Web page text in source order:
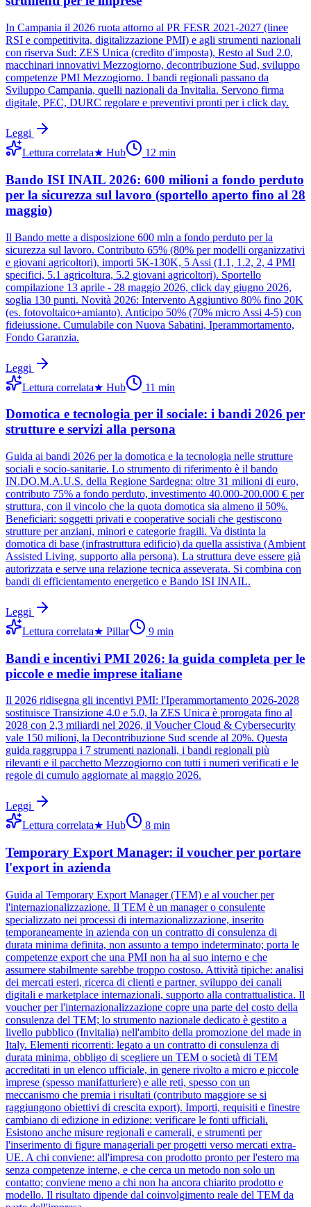
In Campania il 2026 ruota attorno al PR FESR 2021-2027 (linee
RSI e competitivita, digitalizzazione PMI) e agli strumenti nazionali
con riserva Sud: ZES Unica (credito d'imposta), Resto al Sud 2.0,
macchinari innovativi Mezzogiorno, decontribuzione Sud, sviluppo
competenze PMI Mezzogiorno. I bandi regionali passano da
Sviluppo Campania, quelli nazionali da Invitalia. Servono firma
digitale, PEC, DURC regolare e preventivi pronti per i click day.
Leggi
Lettura correlata★ Hub 12 min
Bando ISI INAIL 2026: 600 milioni a fondo perduto
per la sicurezza sul lavoro (sportello aperto fino al 28
maggio)
Il Bando mette a disposizione 600 mln a fondo perduto per la
sicurezza sul lavoro. Contributo 65% (80% per modelli organizzativi
e giovani agricoltori), importi 5K-130K, 5 Assi (1.1, 1.2, 2, 4 PMI
specifici, 5.1 agricoltura, 5.2 giovani agricoltori). Sportello
compilazione 13 aprile - 28 maggio 2026, click day giugno 2026,
soglia 130 punti. Novità 2026: Intervento Aggiuntivo 80% fino 20K
(es. fotovoltaico+amianto). Anticipo 50% (70% micro Assi 4-5) con
fideiussione. Cumulabile con Nuova Sabatini, Iperammortamento,
Fondo Garanzia.
Leggi
Lettura correlata★ Hub 11 min
Domotica e tecnologia per il sociale: i bandi 2026 per
strutture e servizi alla persona
Guida ai bandi 2026 per la domotica e la tecnologia nelle strutture
sociali e socio-sanitarie. Lo strumento di riferimento è il bando
IN.DO.M.A.U.S. della Regione Sardegna: oltre 31 milioni di euro,
contributo 75% a fondo perduto, investimento 40.000-200.000 € per
struttura, con il vincolo che la quota domotica sia almeno il 50%.
Beneficiari: soggetti privati e cooperative sociali che gestiscono
strutture per anziani, minori e categorie fragili. Va distinta la
domotica di base (infrastruttura edificio) da quella assistiva (Ambient
Assisted Living, supporto alla persona). La struttura deve essere già
autorizzata e serve una relazione tecnica asseverata. Si combina con
bandi di efficientamento energetico e Bando ISI INAIL.
Leggi
Lettura correlata★ Pillar 9 min
Bandi e incentivi PMI 2026: la guida completa per le
piccole e medie imprese italiane
Il 2026 ridisegna gli incentivi PMI: l'Iperammortamento 2026-2028
sostituisce Transizione 4.0 e 5.0, la ZES Unica è prorogata fino al
2028 con 2,3 miliardi nel 2026, il Voucher Cloud & Cybersecurity
vale 150 milioni, la Decontribuzione Sud scende al 20%. Questa
guida raggruppa i 7 strumenti nazionali, i bandi regionali più
rilevanti e il pacchetto Mezzogiorno con tutti i numeri verificati e le
regole di cumulo aggiornate al maggio 2026.
Leggi
Lettura correlata★ Hub 8 min
Temporary Export Manager: il voucher per portare
l'export in azienda
Guida al Temporary Export Manager (TEM) e al voucher per
l'internazionalizzazione. Il TEM è un manager o consulente
specializzato nei processi di internazionalizzazione, inserito
temporaneamente in azienda con un contratto di consulenza di
durata minima definita, non assunto a tempo indeterminato; porta le
competenze export che una PMI non ha al suo interno e che
assumere stabilmente sarebbe troppo costoso. Attività tipiche: analisi
dei mercati esteri, ricerca di clienti e partner, sviluppo dei canali
digitali e marketplace internazionali, supporto alla contrattualistica. Il
voucher per l'internazionalizzazione copre una parte del costo della
consulenza del TEM; lo strumento nazionale dedicato è gestito a
livello pubblico (Invitalia) nell'ambito della promozione del made in
Italy. Elementi ricorrenti: legato a un contratto di consulenza di
durata minima, obbligo di scegliere un TEM o società di TEM
accreditati in un elenco ufficiale, in genere rivolto a micro e piccole
imprese (spesso manifatturiere) e alle reti, spesso con un
meccanismo che premia i risultati (contributo maggiore se si
raggiungono obiettivi di crescita export). Importi, requisiti e finestre
cambiano di edizione in edizione: verificare le fonti ufficiali.
Esistono anche misure regionali e camerali, e strumenti per
l'inserimento di figure manageriali per progetti verso mercati extra-
UE. A chi conviene: all'impresa con prodotto pronto per l'estero ma
senza competenze interne, e che cerca un metodo non solo un
contatto; conviene meno a chi non ha ancora chiarito prodotto e
modello. Il risultato dipende dal coinvolgimento reale del TEM da